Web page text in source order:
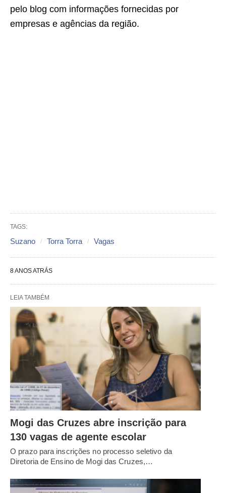
pelo blog com informações fornecidas por
empresas e agências da região.
TAGS:
Suzano Torra Torra Vagas
8 ANOS ATRÁS
LEIA TAMBÉM
Mogi das Cruzes abre inscrição para
130 vagas de agente escolar
O prazo para inscrições no processo seletivo da
Diretoria de Ensino de Mogi das Cruzes,…